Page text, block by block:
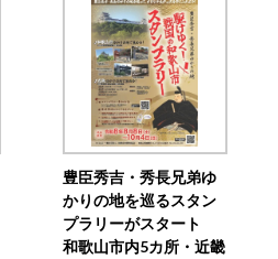
豊臣秀吉・秀長兄弟ゆ
かりの地を巡るスタン
プラリーがスタート
和歌山市内5カ所・近畿